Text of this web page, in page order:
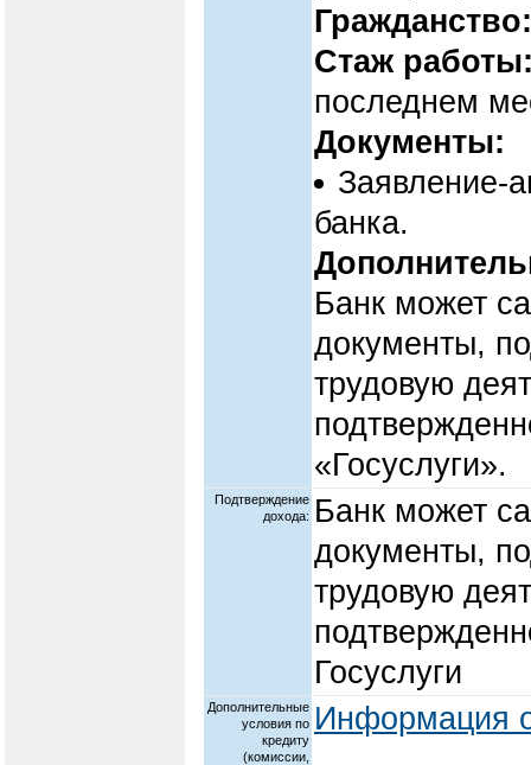
Гражданство:
Стаж
последнем
Документы:
Заявление-
банка.
Банк может
документы,
трудовую
«Госуслуги».
Подтверждение
дохода: Банк может
документы,
трудовую
Госуслуги
Дополнительные
условия по
кредиту
(комиссии,
Информация